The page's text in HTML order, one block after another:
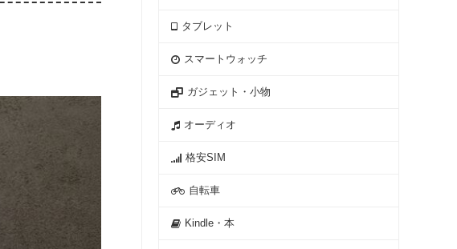
タブレット
スマートウォッチ
ガジェット・小物
オーディオ
格安SIM
自転車
Kindle・本